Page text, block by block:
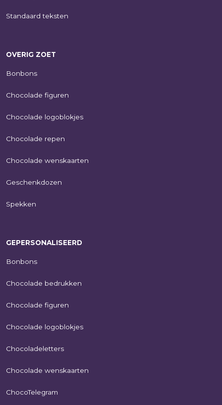
Standaard teksten
OVERIG ZOET
Bonbons
Chocolade figuren
Chocolade logoblokjes
Chocolade repen
Chocolade wenskaarten
Geschenkdozen
Spekken
GEPERSONALISEERD
Bonbons
Chocolade bedrukken
Chocolade figuren
Chocolade logoblokjes
Chocoladeletters
Chocolade wenskaarten
ChocoTelegram